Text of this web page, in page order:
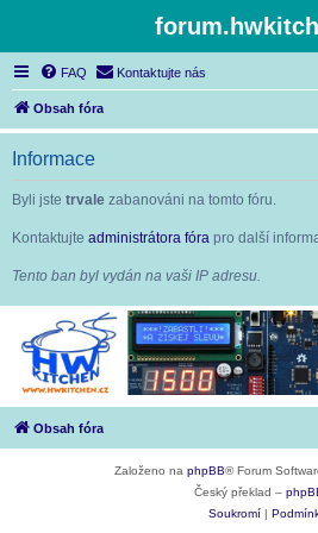
FAQ Kontaktujte nás
Obsah fóra
Informace
Byli jste trvale zabanováni na tomto fóru.
Kontaktujte administrátora fóra pro další
Tento ban byl vydán na vaši IP adresu.
Obsah fóra
Založeno na phpBB® Forum
Český překlad –
Soukromí